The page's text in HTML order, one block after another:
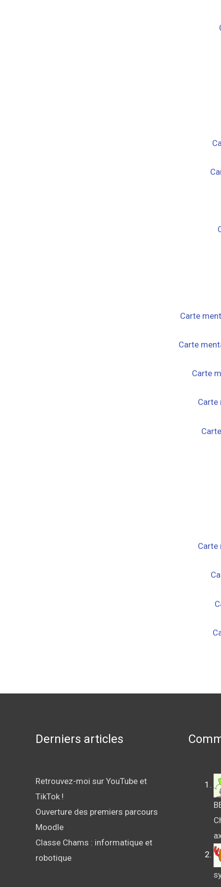
Carte
Carte
Carte
Carte
Carte
Derniers articles
Retrouvez-moi sur YouTube et
TikTok !
Ouverture des premiers parcours
Moodle
Classe Chams : informatique et
robotique